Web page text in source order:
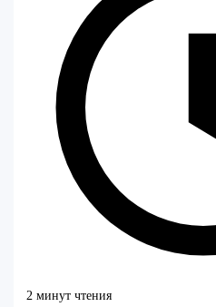
2 минут чтения